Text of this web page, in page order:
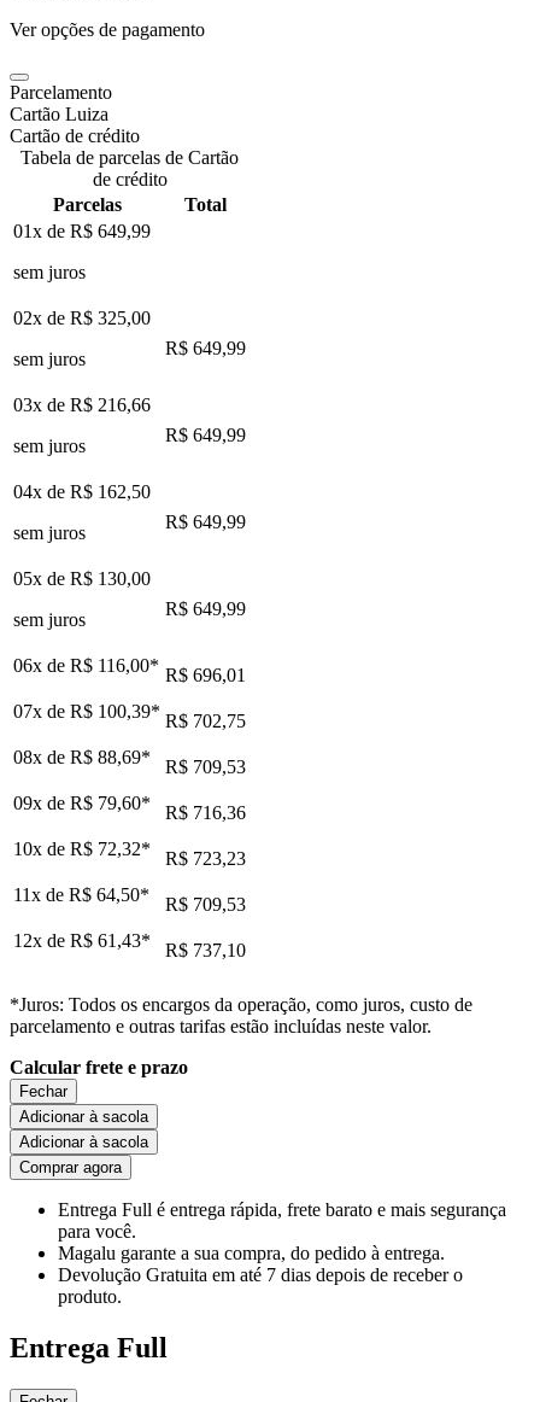
Ver opções de pagamento
Parcelamento
Cartão Luiza
Cartão de crédito
Tabela de parcelas de Cartão
de crédito
Parcelas
Total
01x de R$ 649,99
sem juros
02x de R$ 325,00
sem juros
R$ 649,99
03x de R$ 216,66
sem juros
R$ 649,99
04x de R$ 162,50
sem juros
R$ 649,99
05x de R$ 130,00
sem juros
R$ 649,99
06x de R$ 116,00* R$ 696,01
07x de R$ 100,39* R$ 702,75
08x de R$ 88,69*
R$ 709,53
09x de R$ 79,60*
R$ 716,36
10x de R$ 72,32*
R$ 723,23
11x de R$ 64,50*
R$ 709,53
12x de R$ 61,43* R$ 737,10
*Juros: Todos os encargos da operação, como juros, custo de
parcelamento e outras tarifas estão incluídas neste valor.
Calcular frete e prazo
Fechar
Adicionar à sacola
Adicionar à sacola
Comprar agora
Entrega Full é entrega rápida, frete barato e mais segurança
para você.
Magalu garante a sua compra, do pedido à entrega.
Devolução Gratuita em até 7 dias depois de receber o
produto.
Entrega Full